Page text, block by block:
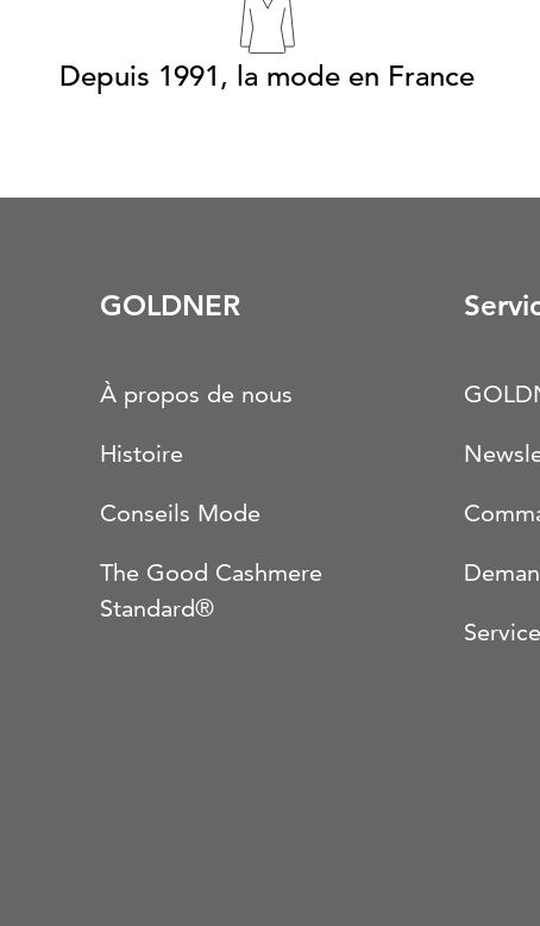
Depuis 1991, la mode en France
GOLDNER
À propos de nous
Histoire
Conseils Mode
The Good Cashmere
Standard®